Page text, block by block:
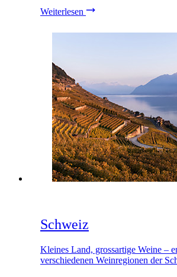
Weiterlesen
Schweiz
Kleines Land, grossartige Weine –
verschiedenen Weinregionen der